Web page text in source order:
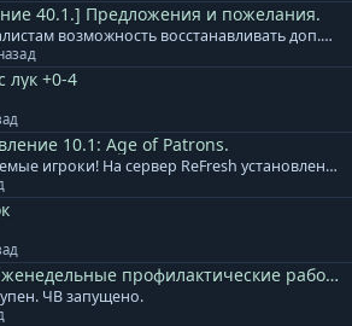
40.1.] Предложения и пожелания.
1)Вернуть специалистам возможность восстанавливать доп.деф. 2)Уменьшить откат ВВ. 3) исправить Анимусы, после смерти хозяина, Изида продолжает наносить урон. 4) выделение по ТАВ, убрать возможность выделять анимусов по ТАВ, очень мешает.
лук +0-4
10.1: Age of Patrons.
Внимание, уважаемые игроки! На сервер ReFresh установлено дополнение к обновлению. В него вошло: + Специалистам расы Акретия теперь доступны новые гранатометы. Леон, Реликт, Кримсон. + Изменен тип атаки МАУ. Скиталец - одиночная атака, Зодчий - массовая атака. + Скорректированы награды и количество монстров в Cash версиях кампаний. Месть Аборигенов, Война за Элан, Эльфийский Переполох. + Массовое ослабление монстров в Землях Эльфов по группам. + Увеличен урон турелей 65 уровня. + Локационные квесты Этера перенесены к одному npc в центр локации. + Все оружие Леона выведено в отдельные модели, добавлены свечения для уникального внешнего вида. База знаний сервера ReFresh - ссылка. Готовый клиент игры для сервера ReFresh: Клиент на | Клиент на | Клиент на | Клиент на нашем сервере
[Все сервера] Еженедельные профилактические работы.
ЧВ запущено.